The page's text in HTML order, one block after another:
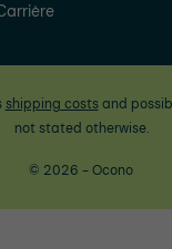
shipping costsand
not stated otherwise.
© 2026 - Ocono